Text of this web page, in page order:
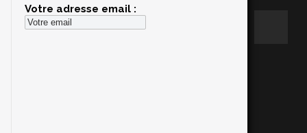
Votre adresse email :